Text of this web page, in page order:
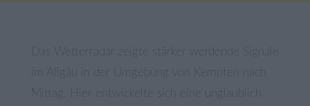
Das Wetterradar zeigte stärker werdende Signale
im Allgäu in der Umgebung von Kempten nach
Mittag. Hier entwickelte sich eine unglaublich